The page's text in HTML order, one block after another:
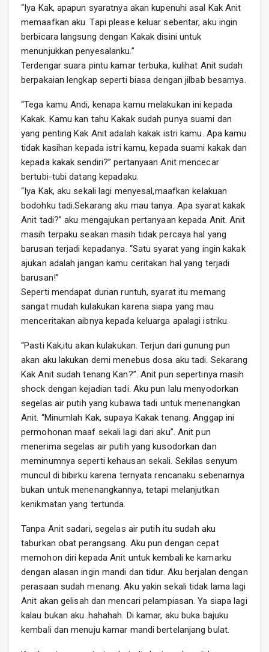
“Iya Kak, apapun syaratnya akan kupenuhi asal Kak Anit
memaafkan aku. Tapi please keluar sebentar, aku ingin
berbicara langsung dengan Kakak disini untuk
menunjukkan penyesalanku.”
Terdengar suara pintu kamar terbuka, kulihat Anit sudah
berpakaian lengkap seperti biasa dengan jilbab besarnya.
“Tega kamu Andi, kenapa kamu melakukan ini kepada
Kakak. Kamu kan tahu Kakak sudah punya suami dan
yang penting Kak Anit adalah kakak istri kamu. Apa kamu
tidak kasihan kepada istri kamu, kepada suami kakak dan
kepada kakak sendiri?” pertanyaan Anit mencecar
bertubi-tubi datang kepadaku.
“Iya Kak, aku sekali lagi menyesal,maafkan kelakuan
bodohku tadi.Sekarang aku mau tanya. Apa syarat kakak
Anit tadi?” aku mengajukan pertanyaan kepada Anit. Anit
masih terpaku seakan masih tidak percaya hal yang
barusan terjadi kepadanya. “Satu syarat yang ingin kakak
ajukan adalah jangan kamu ceritakan hal yang terjadi
barusan!”
Seperti mendapat durian runtuh, syarat itu memang
sangat mudah kulakukan karena siapa yang mau
menceritakan aibnya kepada keluarga apalagi istriku.
“Pasti Kak,itu akan kulakukan. Terjun dari gunung pun
akan aku lakukan demi menebus dosa aku tadi. Sekarang
Kak Anit sudah tenang Kan?”. Anit pun sepertinya masih
shock dengan kejadian tadi. Aku pun lalu menyodorkan
segelas air putih yang kubawa tadi untuk menenangkan
Anit. “Minumlah Kak, supaya Kakak tenang. Anggap ini
permohonan maaf sekali lagi dari aku”. Anit pun
menerima segelas air putih yang kusodorkan dan
meminumnya seperti kehausan sekali. Sekilas senyum
muncul di bibirku karena ternyata rencanaku sebenarnya
bukan untuk menenangkannya, tetapi melanjutkan
kenikmatan yang tertunda.
Tanpa Anit sadari, segelas air putih itu sudah aku
taburkan obat perangsang. Aku pun dengan cepat
memohon diri kepada Anit untuk kembali ke kamarku
dengan alasan ingin mandi dan tidur. Aku berjalan dengan
perasaan sudah menang. Aku yakin sekali tidak lama lagi
Anit akan gelisah dan mencari pelampiasan. Ya siapa lagi
kalau bukan aku..hahahah. Di kamar, aku buka bajuku
kembali dan menuju kamar mandi bertelanjang bulat.